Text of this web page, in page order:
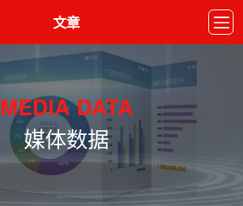
文章
MEDIA DATA
媒体数据